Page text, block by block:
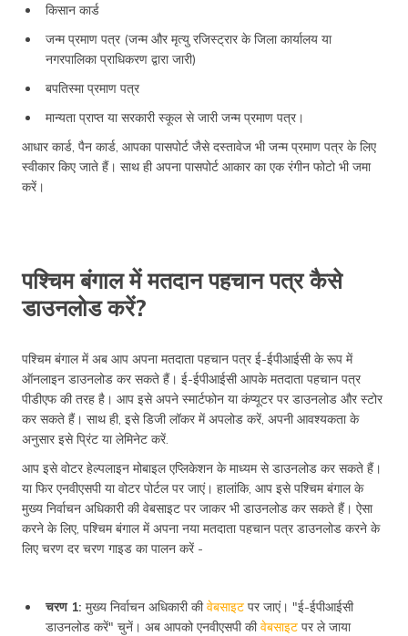
किसान कार्ड
जन्म प्रमाण पत्र (जन्म और मृत्यु रजिस्ट्रार के जिला कार्यालय या
नगरपालिका प्राधिकरण द्वारा जारी)
बपतिस्मा प्रमाण पत्र
मान्यता प्राप्त या सरकारी स्कूल से जारी जन्म प्रमाण पत्र।
आधार कार्ड, पैन कार्ड, आपका पासपोर्ट जैसे दस्तावेज भी जन्म प्रमाण पत्र के लिए
स्वीकार किए जाते हैं। साथ ही अपना पासपोर्ट आकार का एक रंगीन फोटो भी जमा
करें।
पश्चिम बंगाल में मतदान पहचान पत्र कैसे
डाउनलोड करें?
पश्चिम बंगाल में अब आप अपना मतदाता पहचान पत्र ई-ईपीआईसी के रूप में
ऑनलाइन डाउनलोड कर सकते हैं। ई-ईपीआईसी आपके मतदाता पहचान पत्र
पीडीएफ की तरह है। आप इसे अपने स्मार्टफोन या कंप्यूटर पर डाउनलोड और स्टोर
कर सकते हैं। साथ ही, इसे डिजी लॉकर में अपलोड करें, अपनी आवश्यकता के
अनुसार इसे प्रिंट या लेमिनेट करें.
आप इसे वोटर हेल्पलाइन मोबाइल एप्लिकेशन के माध्यम से डाउनलोड कर सकते हैं।
या फिर एनवीएसपी या वोटर पोर्टल पर जाएं। हालांकि, आप इसे पश्चिम बंगाल के
मुख्य निर्वाचन अधिकारी की वेबसाइट पर जाकर भी डाउनलोड कर सकते हैं। ऐसा
करने के लिए, पश्चिम बंगाल में अपना नया मतदाता पहचान पत्र डाउनलोड करने के
लिए चरण दर चरण गाइड का पालन करें -
चरण 1: मुख्य निर्वाचन अधिकारी कीवेबसाइट पर जाएं। "ई-ईपीआईसी
डाउनलोड करें" चुनें। अब आपको एनवीएसपी कीवेबसाइट पर ले जाया